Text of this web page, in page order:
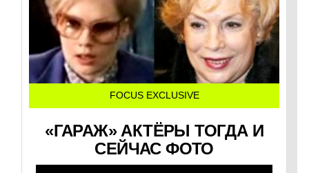
FOCUS EXCLUSIVE
«ГАРАЖ» АКТЁРЫ ТОГДА И
СЕЙЧАС ФОТО